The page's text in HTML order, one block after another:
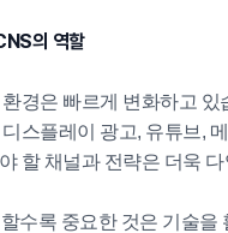
의 역할
경은 빠르게 변화하고 있
스플레이 광고, 유튜브,
할 채널과 전략은 더욱
수록 중요한 것은 기술